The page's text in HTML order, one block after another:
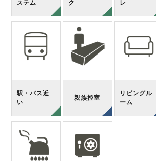
ステム
ク
レ
駅・バス近
い
親族控室
リビングル
ーム